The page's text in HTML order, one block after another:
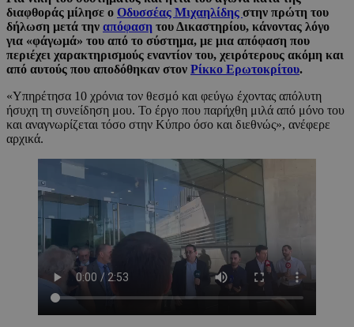
διαφθοράς μίλησε ο Οδυσσέας Μιχαηλίδης στην πρώτη του
δήλωση μετά την απόφαση του Δικαστηρίου, κάνοντας λόγο
για «φάγωμά» του από το σύστημα, με μια απόφαση που
περιέχει χαρακτηρισμούς εναντίον του, χειρότερους ακόμη και
από αυτούς που αποδόθηκαν στον Ρίκκο Ερωτοκρίτου.
«Υπηρέτησα 10 χρόνια τον θεσμό και φεύγω έχοντας απόλυτη
ήσυχη τη συνείδηση μου. Το έργο που παρήχθη μιλά από μόνο του
και αναγνωρίζεται τόσο στην Κύπρο όσο και διεθνώς», ανέφερε
αρχικά.